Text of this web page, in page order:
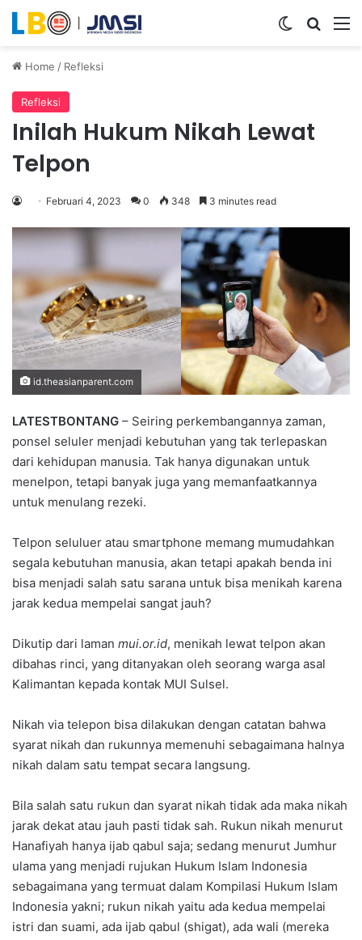
Switch skin
Home / Refleksi
Refleksi
Inilah Hukum Nikah Lewat
Telpon
Februari 4, 2023 0 348 3 minutes read
id.theasianparent.com
LATESTBONTANG – Seiring perkembangannya zaman,
ponsel seluler menjadi kebutuhan yang tak terlepaskan
dari kehidupan manusia. Tak hanya digunakan untuk
menelpon, tetapi banyak juga yang memanfaatkannya
untuk menulang rezeki.
Telpon seluluer atau smartphone memang mumudahkan
segala kebutuhan manusia, akan tetapi apakah benda ini
bisa menjadi salah satu sarana untuk bisa menikah karena
jarak kedua mempelai sangat jauh?
Dikutip dari laman mui.or.id, menikah lewat telpon akan
dibahas rinci, yang ditanyakan oleh seorang warga asal
Kalimantan kepada kontak MUI Sulsel.
Nikah via telepon bisa dilakukan dengan catatan bahwa
syarat nikah dan rukunnya memenuhi sebagaimana halnya
nikah dalam satu tempat secara langsung.
Bila salah satu rukun dan syarat nikah tidak ada maka nikah
jarak dekat atau jauh pasti tidak sah. Rukun nikah menurut
Hanafiyah hanya ijab qabul saja; sedang menurut Jumhur
ulama yang menjadi rujukan Hukum Islam Indonesia
sebagaimana yang termuat dalam Kompilasi Hukum Islam
Indonesia yakni; rukun nikah yaitu ada kedua mempelai
istri dan suami, ada ijab qabul (shigat), ada wali (mereka